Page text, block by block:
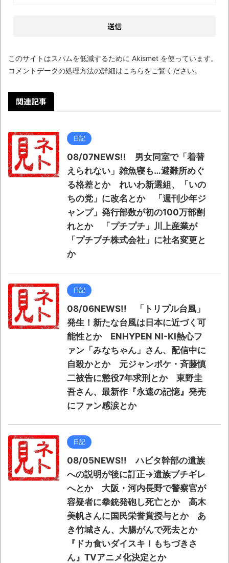
このサイトはスパムを低減するために Akismet を使っています。
コメントデータの処理方法の詳細はこちらをご覧ください。
関連記事
日記
08/07NEWS!! 男女同室で「着替
えられない」雑魚寝も…避難所めぐ
る格差とか れいわ新選組、「いの
ちの党」に改名とか 「週刊少年ジ
ャンプ」発行部数が初の100万部割
れとか 「プチプチ」川上産業が
「プチプチ株式会社」に社名変更と
か
日記
08/06NEWS!! 「トリプル台風」
発生！新たな台風は日本に近づく可
能性とか ENHYPEN NI-KI熱心フ
ァン「みなちゃん」さん、配信中に
自殺かとか 元ジャンポケ・斉藤慎
二被告に懲役7年求刑とか 東野圭
吾さん、最新作『永遠の記憶』発売
にファン感涙とか
日記
08/05NEWS!! ハビタ幹部の遺族
への説明が後に訂正→遺族ブチギレ
へとか 大阪・河内長野で警察官が
容疑者に拳銃発砲し死亡とか 高木
美帆さんに国民栄誉賞授与とか あ
き竹城さん、大腸がんで死去とか
『ドカ食いダイスキ！もちづきさ
ん』TVアニメ化決定とか